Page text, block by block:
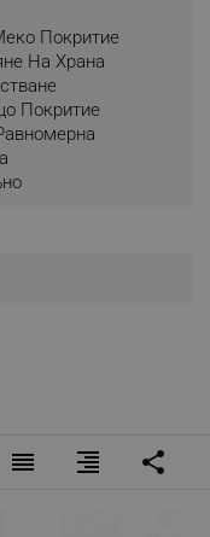
Покритие
На Храна
Покритие
reorder format_align_right share